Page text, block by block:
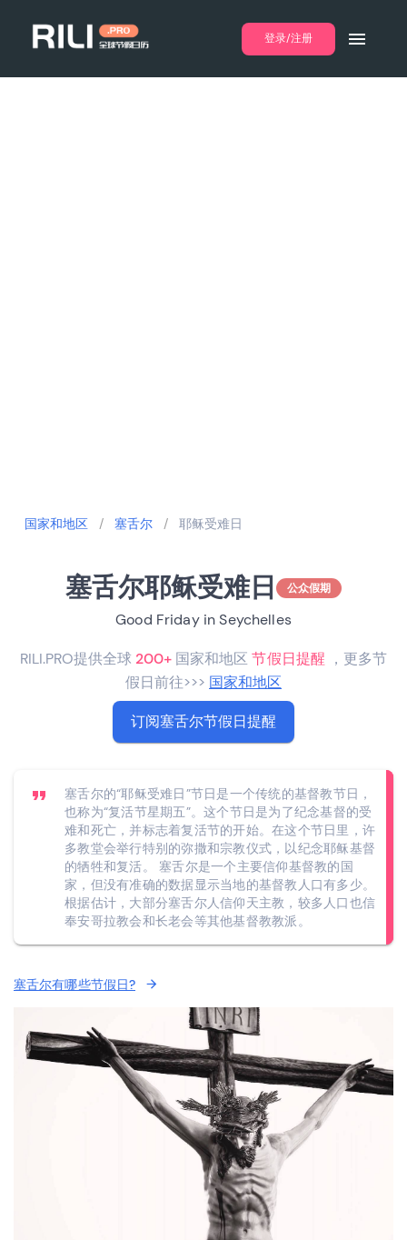
登录/注册
国家和地区 / 塞舌尔 / 耶稣受难日
塞舌尔耶稣受难日 公众假期
Good Friday in Seychelles
RILI.PRO提供全球 200+ 国家和地区节假日提醒 ，更多节
假日前往>>> 国家和地区
订阅塞舌尔节假日提醒
塞舌尔的“耶稣受难日”节日是一个传统的基督教节日，
也称为“复活节星期五”。这个节日是为了纪念基督的受
难和死亡，并标志着复活节的开始。在这个节日里，许
多教堂会举行特别的弥撒和宗教仪式，以纪念耶稣基督
的牺牲和复活。 塞舌尔是一个主要信仰基督教的国
家，但没有准确的数据显示当地的基督教人口有多少。
根据估计，大部分塞舌尔人信仰天主教，较多人口也信
奉安哥拉教会和长老会等其他基督教教派。
塞舌尔有哪些节假日?